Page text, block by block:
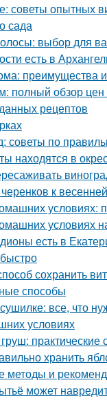
советы опытных
сада
выбор для
есть в
преимущества
полный обзор
рецептов
советы по
находятся в
к
условиях:
условиях
есть в
сохранить
способы
все, что
условиях
хранить
методы и
может